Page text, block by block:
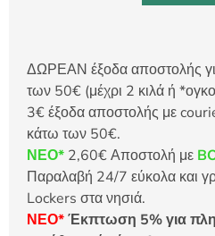
ΔΩΡΕΑΝ έξοδα αποστολής
των 50€ (μέχρι 2 κιλά ή
3€ έξοδα αποστολής με
κάτω των 50€.
ΝΕΟ* 2,60€ Αποστολή με
Παραλαβή 24/7 εύκολα και
Lockers στα νησιά.
ΝΕΟ*Έκπτωση 5% για